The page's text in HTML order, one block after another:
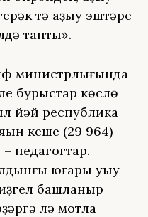
тә ҡаҙыу эштәре
таптыҡ».
министрлығында
бурыстар көслө
йәй республика
кеше (29 964)
педагогтар.
юғары уҡыу
башланыр
лә мотлаҡ